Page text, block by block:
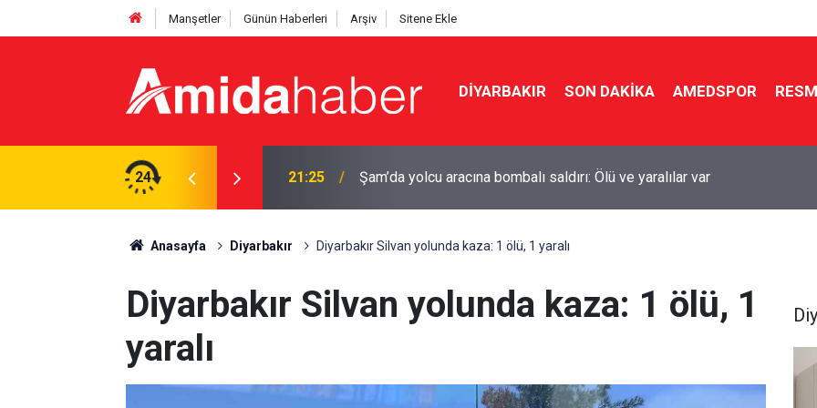
Manşetler Günün Haberleri Arşiv Sitene Ekle
DIYARBAKIR SON DAKIKA AMEDSPOR
24
Ölü ve yaralılar var 20:44 Diyarbakır’da sulama kanalına giren genç boğuldu
Anasayfa Diyarbakır Diyarbakır Silvan yolunda kaza: 1 ölü, 1 yaralı
Diyarbakır Silvan yolunda kaza: 1 ölü, 1
yaralı